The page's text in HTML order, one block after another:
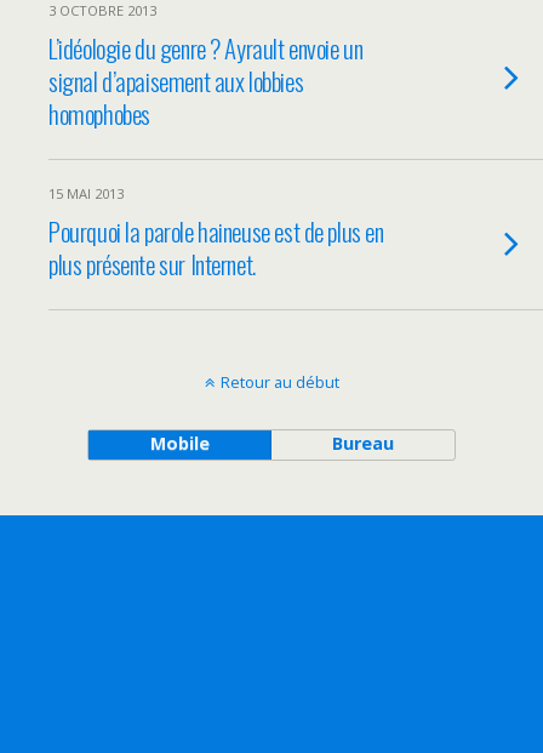
3 OCTOBRE 2013
L’idéologie du genre ? Ayrault envoie un
signal d’apaisement aux lobbies
homophobes
15 MAI 2013
Pourquoi la parole haineuse est de plus en
plus présente sur Internet.
Retour au début
Mobile Bureau